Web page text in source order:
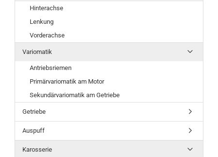
Hinterachse
Lenkung
Vorderachse
Variomatik
Antriebsriemen
Primärvariomatik am Motor
Sekundärvariomatik am Getriebe
Getriebe
Auspuff
Karosserie